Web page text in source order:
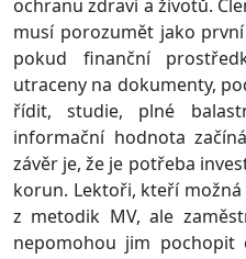
ochranu zdraví a životů.
musí porozumět jako
pokud finanční
utraceny na dokumenty,
řídit, studie, plné
informační hodnota
závěr je, že je potřeba
korun. Lektoři, kteří
z metodik MV, ale
nepomohou jim